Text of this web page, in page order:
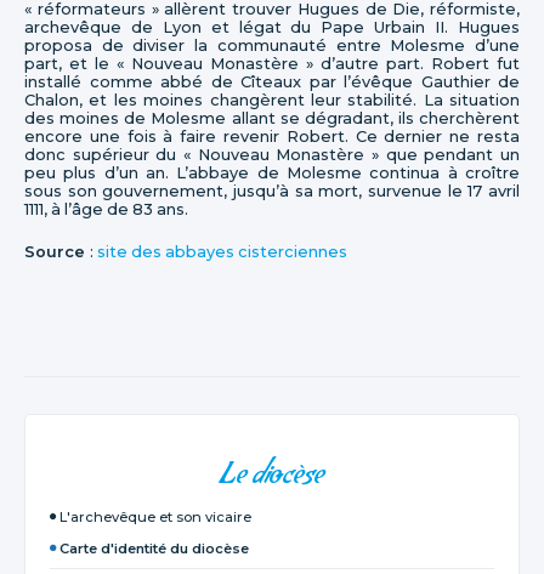
« réformateurs » allèrent trouver Hugues de Die, réformiste,
archevêque de Lyon et légat du Pape Urbain II. Hugues
proposa de diviser la communauté entre Molesme d’une
part, et le « Nouveau Monastère » d’autre part. Robert fut
installé comme abbé de Cîteaux par l’évêque Gauthier de
Chalon, et les moines changèrent leur stabilité. La situation
des moines de Molesme allant se dégradant, ils cherchèrent
encore une fois à faire revenir Robert. Ce dernier ne resta
donc supérieur du « Nouveau Monastère » que pendant un
peu plus d’un an. L’abbaye de Molesme continua à croître
sous son gouvernement, jusqu’à sa mort, survenue le 17 avril
1111, à l’âge de 83 ans.
Source : site des abbayes cisterciennes
Le diocèse
L'archevêque et son vicaire
Carte d'identité du diocèse